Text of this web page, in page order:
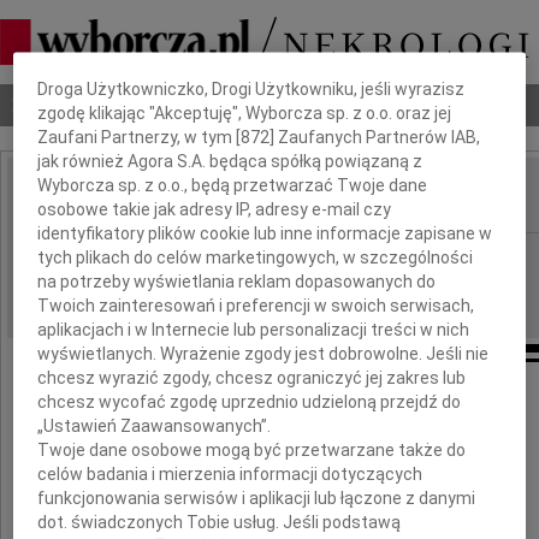
Nekrologi Odeszli Poradnik pogrzebowy
IMIĘ I NAZWISKO:
REGION: Szczecin
DATA EMISJI: 14.11.2017
Drogiej Koleżance
Ewie Rozwadowskiej
Dbamy o Twoją prywatność
Droga Użytkowniczko, Drogi Użytkowniku, jeśli wyrazisz
zgodę klikając "Akceptuję", Wyborcza sp. z o.o. oraz jej
Zaufani Partnerzy, w tym [872 ] Zaufanych Partnerów IAB,
jak również Agora S.A. będąca spółką powiązaną z
Wyborcza sp. z o.o., będą przetwarzać Twoje dane
osobowe takie jak adresy IP, adresy e-mail czy
identyfikatory plików cookie lub inne informacje zapisane w
tych plikach do celów marketingowych, w szczególności
na potrzeby wyświetlania reklam dopasowanych do
Twoich zainteresowań i preferencji w swoich serwisach,
aplikacjach i w Internecie lub personalizacji treści w nich
wyświetlanych. Wyrażenie zgody jest dobrowolne. Jeśli nie
chcesz wyrazić zgody, chcesz ograniczyć jej zakres lub
chcesz wycofać zgodę uprzednio udzieloną przejdź do
„Ustawień Zaawansowanych”.
Twoje dane osobowe mogą być przetwarzane także do
celów badania i mierzenia informacji dotyczących
funkcjonowania serwisów i aplikacji lub łączone z danymi
dot. świadczonych Tobie usług. Jeśli podstawą